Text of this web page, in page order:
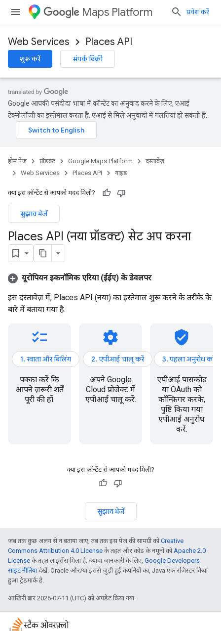
Maps Platform प्रवेश करें
Web Services Places API
शुरू करें संपर्क बिक्री
Google आपकी पसंदीदा भाषा में कॉन्टेंट का अनुवाद करने के लिए, एआई
टेक्नोलॉजी का इस्तेमाल करता है. एआई से मिले अनुवादों में गलतियां हो सकती हैं.
होम पेज प्रॉडक्ट Google Maps Platform
दस्तावेज़
Web Services
Places API गाइड
क्या इस कॉन्टेंट से आपको मदद मिली?
सुझाव भेजें
Places API (नया प्रॉडक्ट) सेट अप करना
यूरोपियन इकनॉमिक एरिया (ईईए) के डेवलपर
इस दस्तावेज़ में, Places API (नया) का इस्तेमाल शुरू करने के तरीके के
बारे में बताया गया है.
checklist
1. खाता और बिलिंग
पक्का करें कि
आपने ज़रूरी शर्तें
पूरी की हों.
settings
2. एपीआई चालू करें
अपने Google
Cloud प्रोजेक्ट में
एपीआई चालू करें.
verified_user
3. पहला अनुरोध करें
एपीआई पासकोड
या OAuth को
कॉन्फ़िगर करके,
पुष्टि किया गया
एपीआई अनुरोध
करें.
क्या इस कॉन्टेंट से आपको मदद मिली?
सुझाव भेजें
जब तक कुछ अलग से न बताया जाए, तब तक इस पेज की सामग्री कोCreative
Commons Attribution 4.0 License के तहत और कोड के नमूनों कोApache 2.0
License के तहत लाइसेंस मिला है. ज़्यादा जानकारी के लिए, Google Developers
साइट नीतियांदेखें. Oracle और/या इससे जुड़ी हुई कंपनियों का, Java एक रजिस्टर किया
हुआ ट्रेडमार्क है.
आखिरी बार 2026-07-11 (UTC) को अपडेट किया गया.
स्टैक ओवरफ़्लो